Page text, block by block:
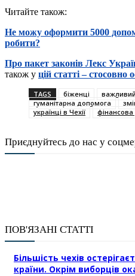
Читайте також:
Не можу оформити 5000
робити?
Про пакет законів Лекс
також у цій статті – стосовно
TAGS біженці важливий
гуманітарна допомога
українці в Чехії
Приєднуйтесь до нас у
ПОВ'ЯЗАНІ СТАТТІ
Більшість чехів
країни. Окрім виборців